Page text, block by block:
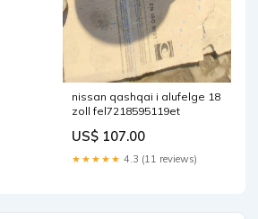
nissan qashqai i alufelge 18
zoll fel7218595119et
US$ 107.00
★★★★★ 4.3 (11 reviews)